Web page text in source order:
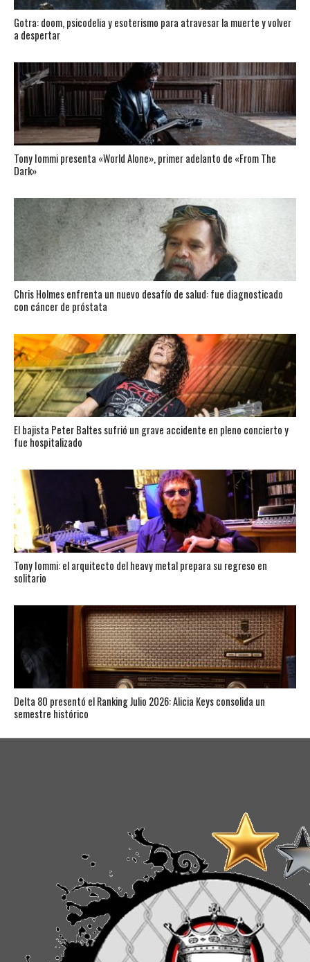
Gotra: doom, psicodelia y esoterismo para atravesar la muerte y volver
a despertar
Tony Iommi presenta «World Alone», primer adelanto de «From The
Dark»
Chris Holmes enfrenta un nuevo desafío de salud: fue diagnosticado
con cáncer de próstata
El bajista Peter Baltes sufrió un grave accidente en pleno concierto y
fue hospitalizado
Tony Iommi: el arquitecto del heavy metal prepara su regreso en
solitario
Delta 80 presentó el Ranking Julio 2026: Alicia Keys consolida un
semestre histórico